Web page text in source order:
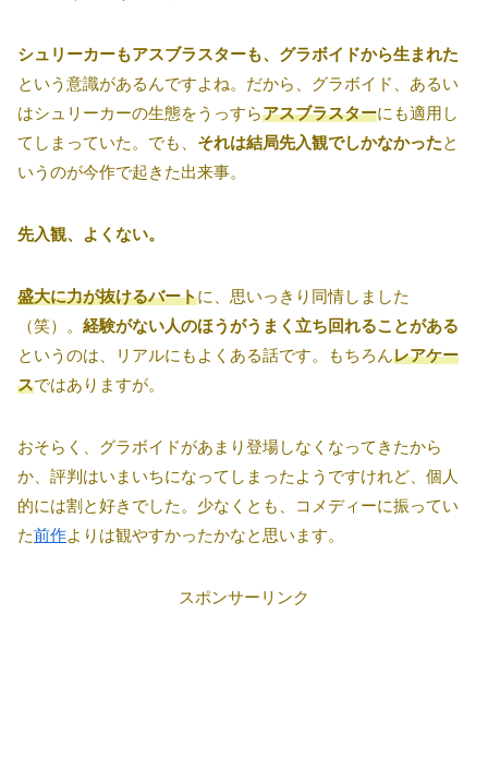
シュリーカーもアスブラスターも、グラボイドから生まれた
という意識があるんですよね。だから、グラボイド、あるい
はシュリーカーの生態をうっすらアスブラスターにも適用し
てしまっていた。でも、 それは結局先入観でしかなかったと
いうのが今作で起きた出来事。
先入観、よくない。
盛大に力が抜けるバートに、思いっきり同情しました
（笑）。 経験がない人のほうがうまく立ち回れることがある
というのは、リアルにもよくある話です。もちろんレアケー
スではありますが。
おそらく、グラボイドがあまり登場しなくなってきたから
か、評判はいまいちになってしまったようですけれど、個人
的には割と好きでした。少なくとも、コメディーに振ってい
た前作よりは観やすかったかなと思います。
スポンサーリンク